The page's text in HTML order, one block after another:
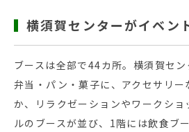
横須賀センターがイベン
ブースは全部で44カ所。横須賀セ
弁当・パン・菓子に、アクセサリ
か、リラクゼーションやワークショ
ルのブースが並び、1階には飲食ブ